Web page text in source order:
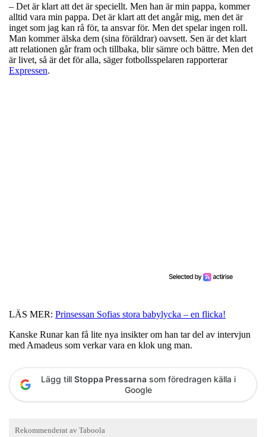
– Det är klart att det är speciellt. Men han är min pappa, kommer
alltid vara min pappa. Det är klart att det angår mig, men det är
inget som jag kan rå för, ta ansvar för. Men det spelar ingen roll.
Man kommer älska dem (sina föräldrar) oavsett. Sen är det klart
att relationen går fram och tillbaka, blir sämre och bättre. Men det
är livet, så är det för alla, säger fotbollsspelaren rapporterar
Expressen.
LÄS MER: Prinsessan Sofias stora babylycka – en flicka!
Kanske Runar kan få lite nya insikter om han tar del av intervjun
med Amadeus som verkar vara en klok ung man.
Lägg till Stoppa Pressarna som föredragen källa i
Google